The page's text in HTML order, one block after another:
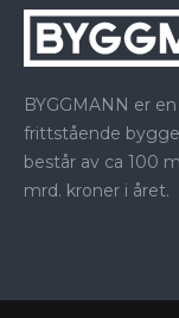
BYGGMANN er
frittstående
består av ca 100
mrd. kroner i året.